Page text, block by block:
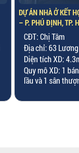
DỰ ÁN NHÀ PHỐ
ĐỊNH, TP. HCM
CĐT: Chị Bình
Địa chỉ: P. 13, Q.
Diện tích XD: 4m
Quy mô XD: 1
thượng.